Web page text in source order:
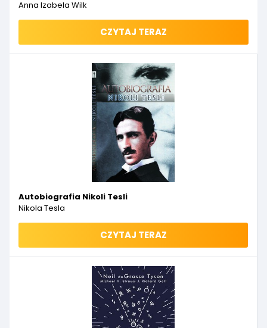
Anna Izabela Wilk
CZYTAJ TERAZ
Autobiografia Nikoli Tesli
Nikola Tesla
CZYTAJ TERAZ